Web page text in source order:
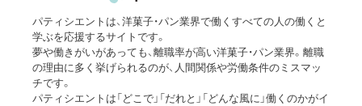
パティシエントは、洋菓子・パン業界で働くすべての人の働くと
学ぶを応援するサイトです。
夢や働きがいがあっても、離職率が高い洋菓子・パン業界。離職
の理由に多く挙げられるのが、人間関係や労働条件のミスマッ
チです。
パティシエントは「どこで」「だれと」「どんな風に」働くのかがイ